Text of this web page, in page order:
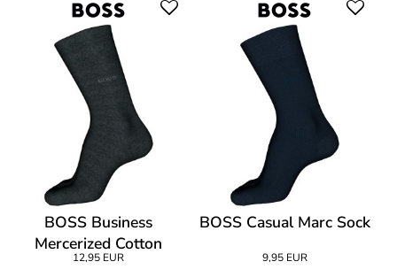
BOSS Business
Mercerized Cotton
George Finest Sock
12,95 EUR
BOSS Casual Marc Sock
9,95 EUR